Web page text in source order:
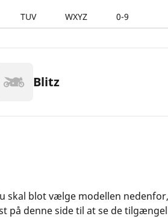
TUV WXYZ 0-9
Blitz
skal blot vælge modellen
denne side til at se de